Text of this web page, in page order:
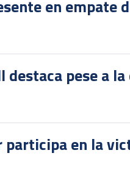
en empate
destaca pese a
participa en la